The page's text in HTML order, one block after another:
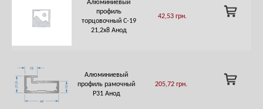
Алюминиевый
профиль
торцовочный C-19
21,2х8 Анод
42,53 грн.
ADD
TO
Алюминиевый
профиль рамочный
Р31 Анод
205,72 грн.
ADD
TO